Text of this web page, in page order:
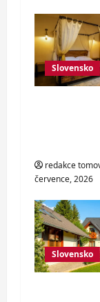
Slovensko
redakce
července, 2026
Slovensko